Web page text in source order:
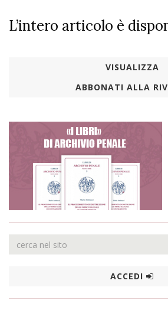
L’intero articolo è
VISUALIZZA
ABBONATI ALLA
ACCEDI